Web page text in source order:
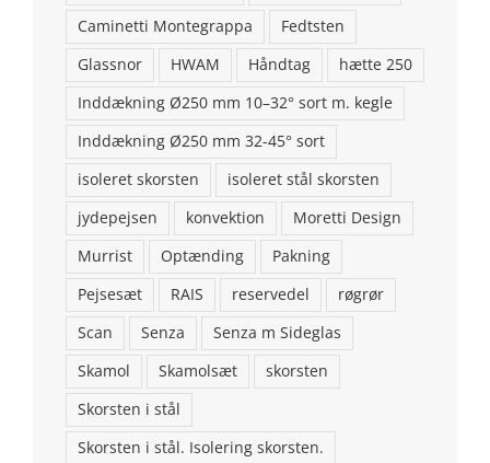
Caminetti Montegrappa
Fedtsten
Glassnor
HWAM Håndtag
hætte 250
Inddækning Ø250 mm 10–32° sort m. kegle
Inddækning Ø250 mm 32-45° sort
isoleret skorsten
isoleret stål skorsten
jydepejsen
konvektion
Moretti Design
Murrist
Optænding
Pakning
Pejsesæt
RAIS reservedel
røgrør
Scan
Senza
Senza m Sideglas
Skamol
Skamolsæt
skorsten
Skorsten i stål
Skorsten i stål. Isolering skorsten.
KONTAKT OS
Brændeovns finans ApS
Addresse: Stenstrupvej 2, 9500 Hobro
Telefon: 98554146
Email:aalborgpejse@gmail.com